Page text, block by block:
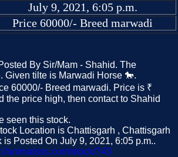
July 9, 2021, 6:05 p.m.
Price 60000/- Breed marwadi
By Sir/Mam - Shahid. The
Given tilte is Marwadi Horse 🐎.
60000/- Breed marwadi. Price is ₹
the price high, then contact to Shahid
seen this stock.
Location is Chattisgarh , Chattisgarh
is Posted On July 9, 2021, 6:05 p.m..
animalsss.com/stock/743